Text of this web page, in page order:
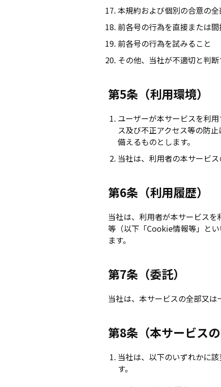
本規約および個別の合意の
前各号の行為を直接または
前各号の行為を試みること
その他、当社が不適切と判
第5条（利用環境）
ユーザーが本サービスを利
ス及び不正アクセス等の防
備えるものとします。
当社は、利用者の本サービ
第6条（利用履歴）
当社は、利用者が本サービス
等（以下「Cookie情報等」と
ます。
第7条（委託）
当社は、本サービスの全部又は
第8条（本サービス
当社は、以下のいずれかに
す。